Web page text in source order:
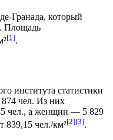
Гранада, который
. Площадь
[1].
института статистики
874 чел. Из них
чел., а женщин — 5 829
839,15 чел./км²[2][3].